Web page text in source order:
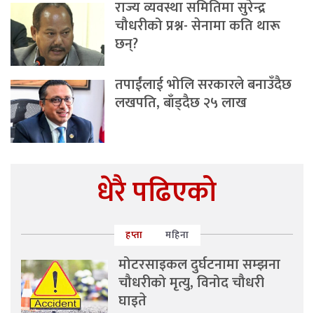
राज्य व्यवस्था समितिमा सुरेन्द्र
चौधरीको प्रश्न- सेनामा कति थारू
छन्?
तपाईंलाई भोलि सरकारले बनाउँदैछ
लखपति, बाँड्दैछ २५ लाख
धेरै पढिएको
हप्ता महिना
मोटरसाइकल दुर्घटनामा सम्झना
चौधरीको मृत्यु, विनोद चौधरी
घाइते